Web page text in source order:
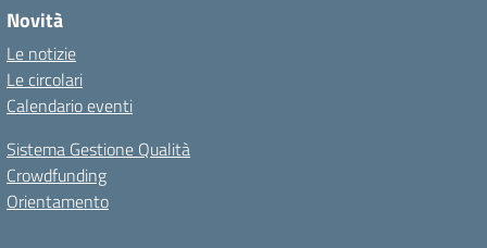
Novità
Le notizie
Le circolari
Calendario eventi
Sistema Gestione Qualità
Crowdfunding
Orientamento